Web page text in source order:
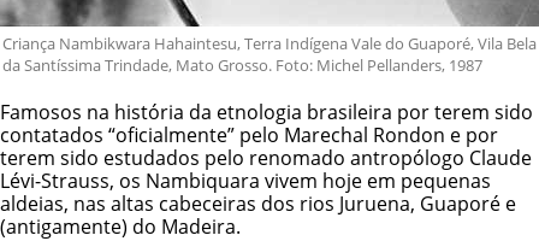
Criança Nambikwara Hahaintesu, Terra Indígena Vale do Guaporé, Vila Bela
da Santíssima Trindade, Mato Grosso. Foto: Michel Pellanders, 1987
Famosos na história da etnologia brasileira por terem sido
contatados “oficialmente” pelo Marechal Rondon e por
terem sido estudados pelo renomado antropólogo Claude
Lévi-Strauss, os Nambiquara vivem hoje em pequenas
aldeias, nas altas cabeceiras dos rios Juruena, Guaporé e
(antigamente) do Madeira.